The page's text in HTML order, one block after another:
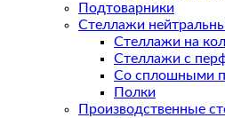
Подтоварники
Стеллажи
Стеллажи на
Стеллажи с
Со сплошными
Полки
Производственные